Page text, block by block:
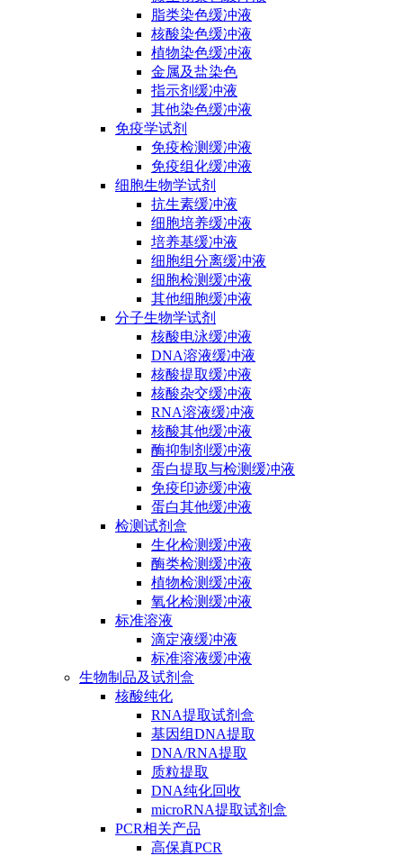
脂类染色缓冲液
核酸染色缓冲液
植物染色缓冲液
金属及盐染色
指示剂缓冲液
其他染色缓冲液
免疫学试剂
免疫检测缓冲液
免疫组化缓冲液
细胞生物学试剂
抗生素缓冲液
细胞培养缓冲液
培养基缓冲液
细胞组分离缓冲液
细胞检测缓冲液
其他细胞缓冲液
分子生物学试剂
核酸电泳缓冲液
DNA溶液缓冲液
核酸提取缓冲液
核酸杂交缓冲液
RNA溶液缓冲液
核酸其他缓冲液
酶抑制剂缓冲液
蛋白提取与检测缓冲液
免疫印迹缓冲液
蛋白其他缓冲液
检测试剂盒
生化检测缓冲液
酶类检测缓冲液
植物检测缓冲液
氧化检测缓冲液
标准溶液
滴定液缓冲液
标准溶液缓冲液
生物制品及试剂盒
核酸纯化
RNA提取试剂盒
基因组DNA提取
DNA/RNA提取
质粒提取
DNA纯化回收
microRNA提取试剂盒
PCR相关产品
高保真PCR